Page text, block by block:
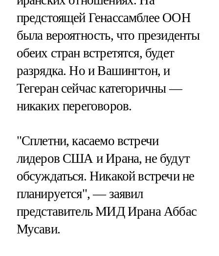
предстоящей Генассамблее ООН
была вероятность, что президенты
обеих стран встретятся, будет
разрядка. Но и Вашингтон, и
Тегеран сейчас категоричны —
никаких переговоров.
"Сплетни, касаемо встречи
лидеров США и Ирана, не будут
обсуждаться. Никакой встречи не
планируется", — заявил
представитель МИД Ирана Аббас
Мусави.